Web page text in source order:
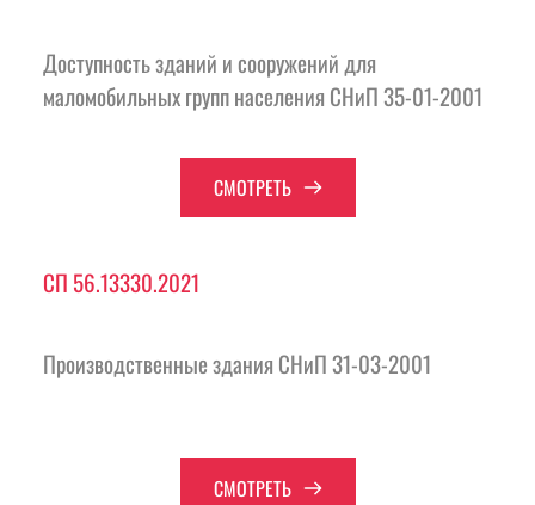
Доступность зданий и сооружений для
маломобильных групп населения СНиП 35-01-2001
СМОТРЕТЬ
СП 56.13330.2021
Производственные здания СНиП 31-03-2001
СМОТРЕТЬ